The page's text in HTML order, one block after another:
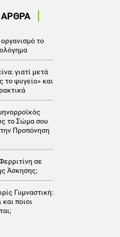
το
γιατί μετά
το ψυγείο» και
το Σώμα σου
Προπόνηση
σε
Άσκησης;
Γυμναστική:
ποιοι